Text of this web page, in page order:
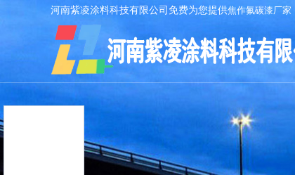
河南紫凌涂料科技有限公司免费为您提供焦作氟碳漆厂家